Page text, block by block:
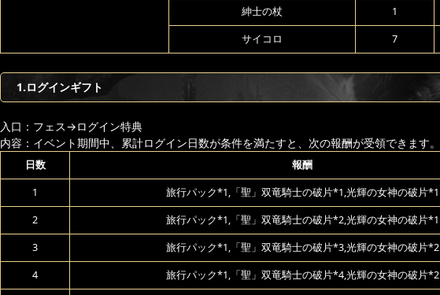
紳士の杖 1
サイコロ 7
1.ログインギフト
入口：フェス→ログイン特典
内容：イベント期間中、累計ログイン日数が条件を満たすと、次の報酬が受領できます。
日数 報酬
1 旅行パック*1,「聖」双竜騎士の破片*1,光輝の女神の破片*1
2 旅行パック*1,「聖」双竜騎士の破片*2,光輝の女神の破片*1
3 旅行パック*1,「聖」双竜騎士の破片*3,光輝の女神の破片*2
4 旅行パック*1,「聖」双竜騎士の破片*4,光輝の女神の破片*2